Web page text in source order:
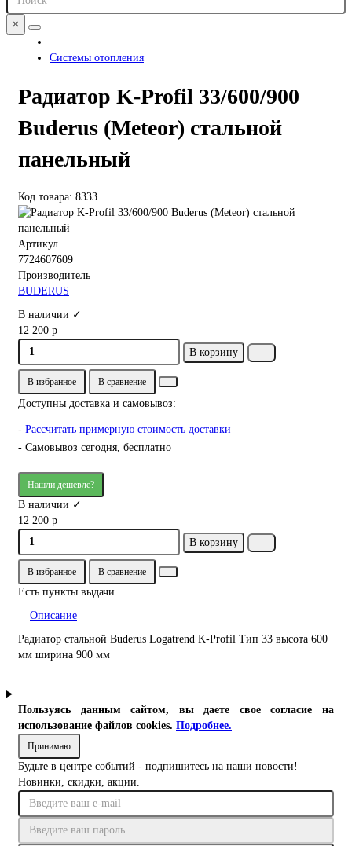
×
Системы отопления
Радиатор K-Profil 33/600/900
Buderus (Meteor) стальной
панельный
Код товара: 8333
Артикул
7724607609
Производитель
BUDERUS
В наличии ✓
12 200 р
В корзину
В избранное В сравнение
Доступны доставка и самовывоз:
- Рассчитать примерную стоимость доставки
- Самовывоз сегодня, бесплатно
Нашли дешевле?
В наличии ✓
12 200 р
В корзину
В избранное В сравнение
Есть пункты выдачи
Описание
Радиатор стальной Buderus Logatrend K-Profil Тип 33 высота 600
мм ширина 900 мм
Пользуясь данным сайтом, вы даете свое согласие на
использование файлов cookies. Подробнее.
Принимаю
Будьте в центре событий - подпишитесь на наши новости!
Новинки, скидки, акции.